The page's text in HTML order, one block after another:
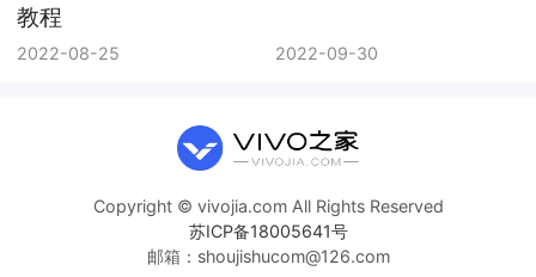
教程
2022-08-25 2022-09-30
Copyright © vivojia.com All Rights Reserved
苏ICP备18005641号
邮箱：shoujishucom@126.com